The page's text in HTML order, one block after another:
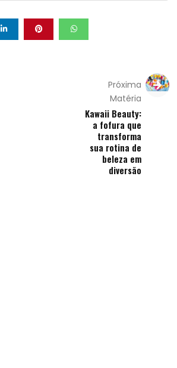
Próxima
Matéria
Kawaii Beauty:
a fofura que
transforma
sua rotina de
beleza em
diversão